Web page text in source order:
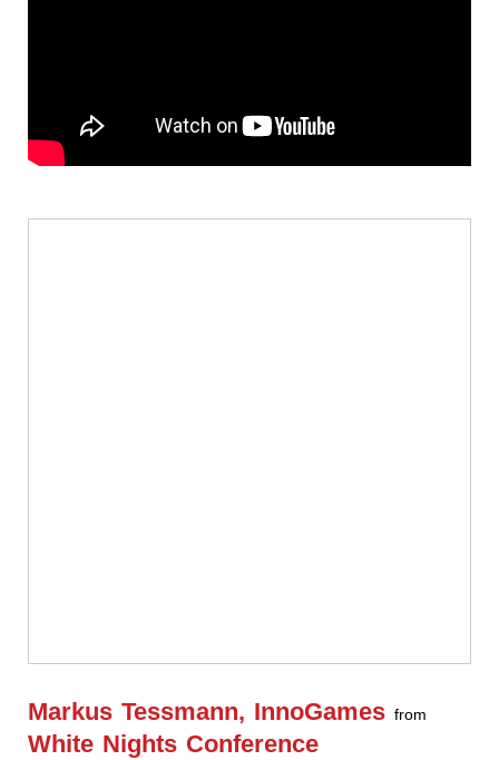
Markus Tessmann, InnoGames from
White Nights Conference